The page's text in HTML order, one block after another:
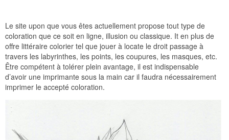
Le site upon que vous êtes actuellement propose tout type de
coloration que ce soit en ligne, illusion ou classique. It en plus de
offre littéraire colorier tel que jouer à locate le droit passage à
travers les labyrinthes, les points, les coupures, les masques, etc.
Être compétent à tolérer plein avantage, il est indispensable
d’avoir une imprimante sous la main car il faudra nécessairement
imprimer le accepté coloration.